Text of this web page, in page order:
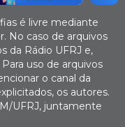
é livre mediante
No caso de arquivos
da Rádio UFRJ e,
uso de arquivos
o canal da
os autores.
UFRJ, juntamente